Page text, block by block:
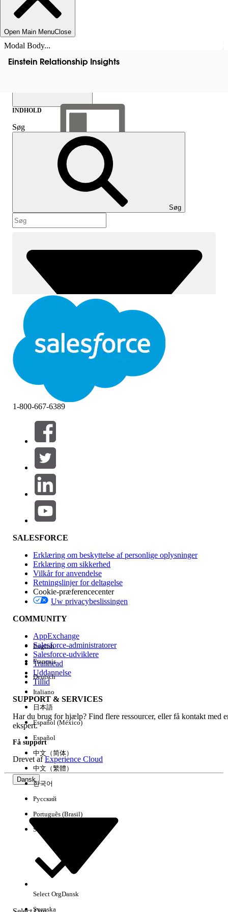
Open Main MenuClose
Modal Body...
Einstein Relationship Insights
Vis indholdsfortegnelse
Indhold
INDHOLD
Søg
Søg
Filtre (0)
VÆLG FILTRE
Produktområde
Funktionspåvirkning
Version
Experience
Ryd alle Udført
Her er nogle søgetips
Kontroller stavemåden for dine søgeord.
1-800-667-6389
SALESFORCE
Erklæring om beskyttelse af personlige oplysninger
Erklæring om sikkerhed
Vilkår for anvendelse
Retningslinjer for deltagelse
Cookie-præferencecenter
Uw privacybeslissingen
COMMUNITY
AppExchange
Salesforce-administratorer
Salesforce-udviklere
Trailhead
Uddannelse
Tillid
SUPPORT & SERVICES
Har du brug for hjælp? Find flere ressourcer, eller få kontakt med
ekspert.
Få support
Drevet afExperience Cloud
Dansk
English
Français
Deutsch
Italiano
日本語
Español (México)
Español
中文（简体）
中文（繁體）
한국어
Русский
Português (Brasil)
Suomi
Select OrgDansk
Svenska